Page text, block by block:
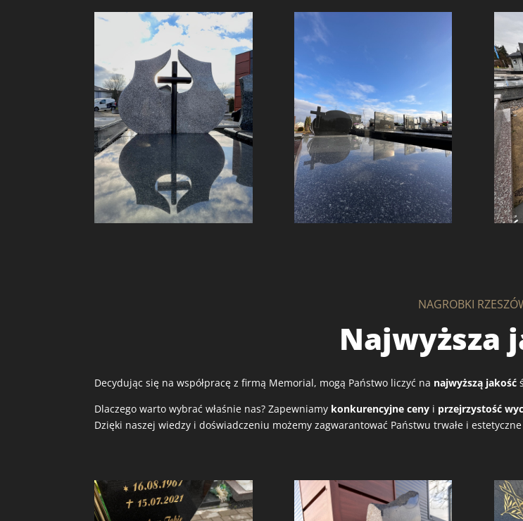
NAGROBKI
Najwyższa
Decydując się na współpracę z firmą Memorial, mogą Państwo liczyć na najwyższą jakość
Dlaczego warto wybrać właśnie nas? Zapewniamy konkurencyjne ceny i przejrzystość
Dzięki naszej wiedzy i doświadczeniu możemy zagwarantować Państwu trwałe i